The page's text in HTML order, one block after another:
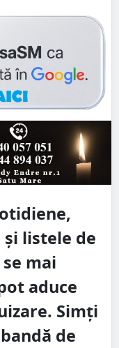
listele de
mai
aduce
Simți
de